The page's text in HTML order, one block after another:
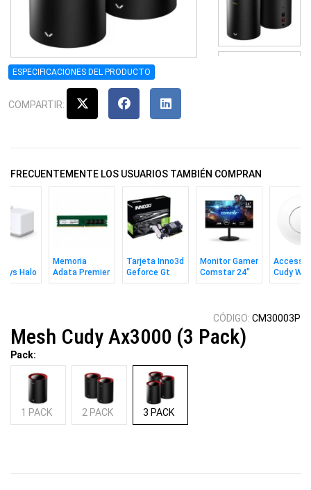
ESPECIFICACIONES DEL PRODUCTO
COMPARTIR:
FRECUENTEMENTE LOS USUARIOS TAMBIÉN COMPRAN
Halo
Pack)
Memoria
Adata Premier
Ddr4 8gb 3200
Tarjeta Inno3d
Geforce Gt
730 Heatsink
Monitor Gamer
Comstar 24"
Va Fhd 120hz
Access
Cudy Wifi
Ac1200
CÓDIGO: CM30003P
Mesh Cudy Ax3000 (3 Pack)
Pack:
1 PACK 2 PACK 3 PACK